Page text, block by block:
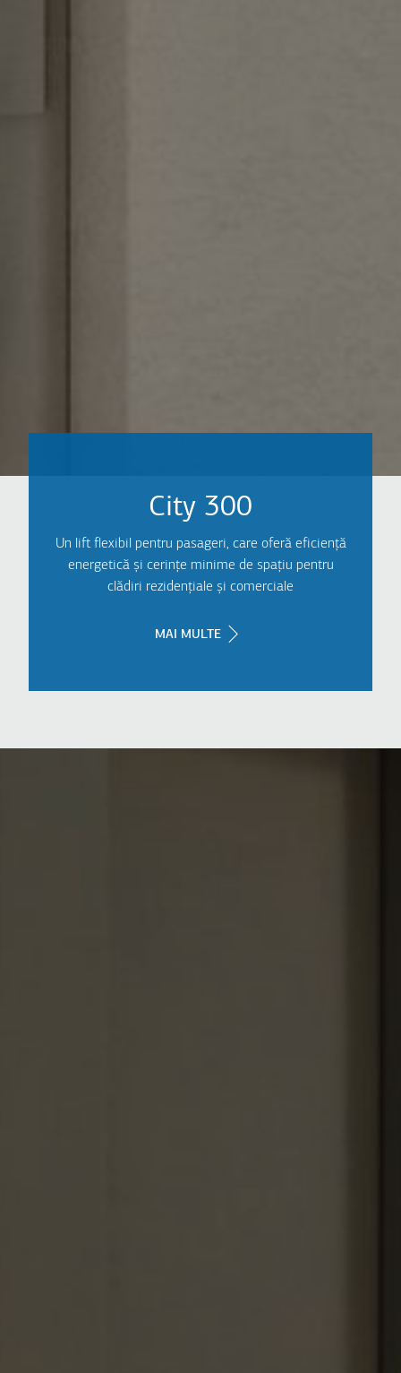
City 300
Un lift flexibil pentru pasageri, care oferă eficiență
energetică și cerințe minime de spațiu pentru
clădiri rezidențiale și comerciale
MAI MULTE